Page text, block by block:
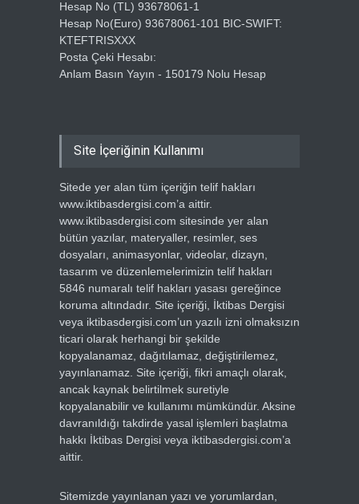
Hesap No (TL) 93678061-1
Hesap No(Euro) 93678061-101 BIC-SWIFT:
KTEFTRISXXX
Posta Çeki Hesabı:
Anlam Basın Yayın - 150179 Nolu Hesap
Site İçeriğinin Kullanımı
Sitede yer alan tüm içeriğin telif hakları
www.iktibasdergisi.com’a aittir.
www.iktibasdergisi.com sitesinde yer alan
bütün yazılar, materyaller, resimler, ses
dosyaları, animasyonlar, videolar, dizayn,
tasarım ve düzenlemelerimizin telif hakları
5846 numaralı telif hakları yasası gereğince
koruma altındadır. Site içeriği, İktibas Dergisi
veya iktibasdergisi.com’un yazılı izni olmaksızın
ticari olarak herhangi bir şekilde
kopyalanamaz, dağıtılamaz, değiştirilemez,
yayınlanamaz. Site içeriği, fikri amaçlı olarak,
ancak kaynak belirtilmek suretiyle
kopyalanabilir ve kullanımı mümkündür. Aksine
davranıldığı takdirde yasal işlemleri başlatma
hakkı İktibas Dergisi veya iktibasdergisi.com’a
aittir.
Sitemizde yayınlanan yazı ve yorumlardan,